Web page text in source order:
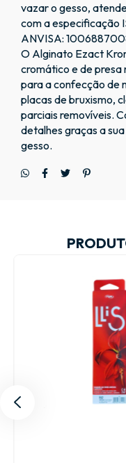
vazar o gesso,
com a especificação
ANVISA:
O Alginato Ezact
cromático e de presa
para a confecção de
placas de bruxismo,
parciais removíveis.
detalhes graças a
gesso.